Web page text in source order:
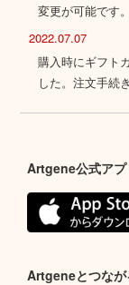
変更が可能です。
2022.07.07
購入時にギフト
した。注文手続
Artgene公式アプ
Artgeneとつなが